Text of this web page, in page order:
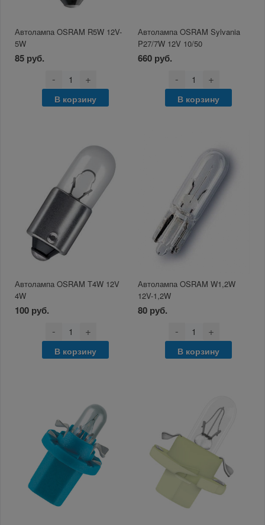
Автолампа OSRAM R5W 12V-
5W
85 руб.
- +
В корзину
Автолампа OSRAM Sylvania
P27/7W 12V 10/50
660 руб.
- +
В корзину
Автолампа OSRAM T4W 12V
4W
100 руб.
- +
В корзину
Автолампа OSRAM W1,2W
12V-1,2W
80 руб.
- +
В корзину